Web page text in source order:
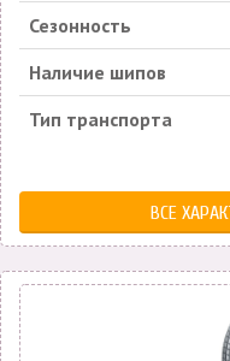
Сезонность
Наличие шипов
Тип транспорта
ВСЕ